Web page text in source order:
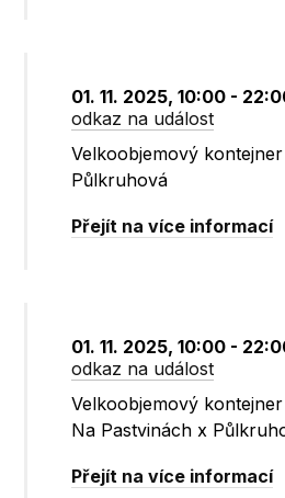
01. 11. 2025, 10:00 -
odkaz na událost
Velkoobjemový
Půlkruhová
Přejít na více informací
01. 11. 2025, 10:00 -
odkaz na událost
Velkoobjemový
Na Pastvinách x
Přejít na více informací